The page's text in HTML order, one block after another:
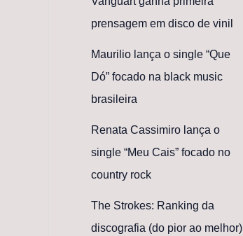
prensagem em disco de vinil
Maurilio lança o single “Que
Dó” focado na black music
brasileira
Renata Cassimiro lança o
single “Meu Cais” focado no
country rock
The Strokes: Ranking da
discografia (do pior ao melhor)